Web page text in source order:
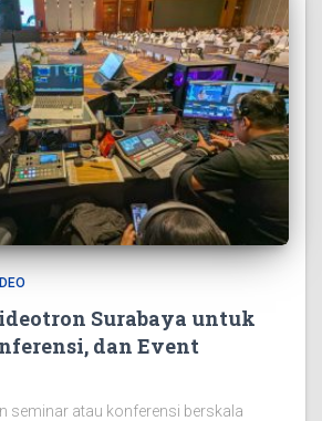
Surabaya untuk
dan Event
seminar atau konferensi berskala